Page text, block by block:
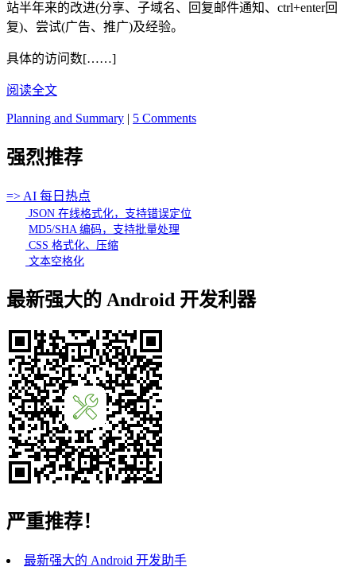
站半年来的改进(分享、子域名、回复邮件通知、ctrl+enter回
复)、尝试(广告、推广)及经验。
具体的访问数[……]
阅读全文
Planning and Summary | 5 Comments
强烈推荐
=> AI 每日热点
JSON 在线格式化，支持错误定位
MD5/SHA 编码，支持批量处理
CSS 格式化、压缩
文本空格化
最新强大的 Android 开发利器
严重推荐！
最新强大的 Android 开发助手